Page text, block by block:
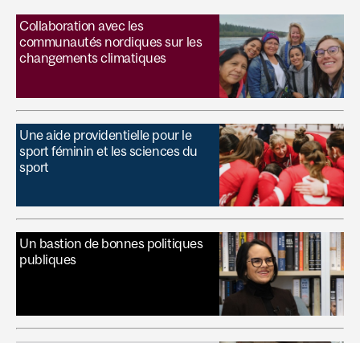
Collaboration avec les
communautés nordiques sur les
changements climatiques
Une aide providentielle pour le
sport féminin et les sciences du
sport
Un bastion de bonnes politiques
publiques